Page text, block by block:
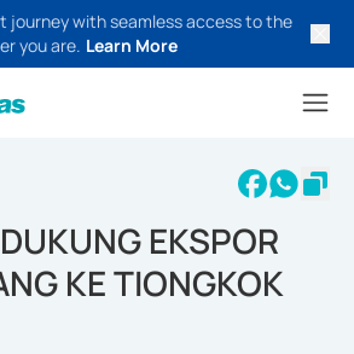
journey with seamless access to the
you are. Learn More
EKSPOR
KE TIONGKOK